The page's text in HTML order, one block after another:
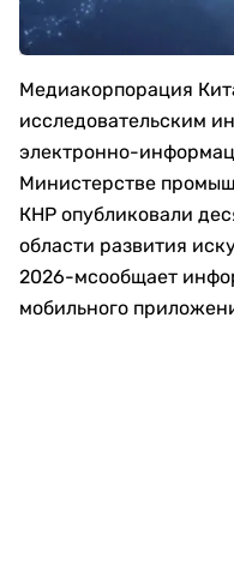
Медиакорпорация
исследовательским
электронно-
Министерстве
КНР опубликовали
области развития
2026-мсообщает
мобильного